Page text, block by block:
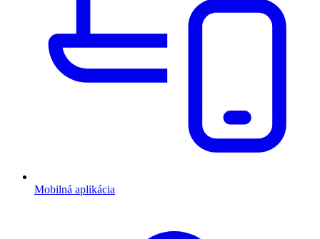
Mobilná aplikácia